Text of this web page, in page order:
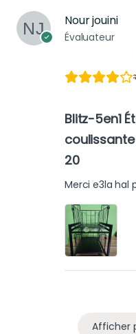
Nour jouini
Évaluateur
Blitz-5en1
coulissante
20
Merci e3la hal
Afficher